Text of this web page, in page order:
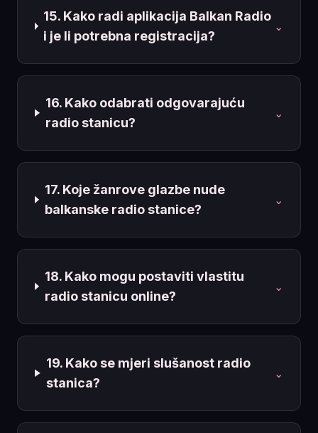
15. Kako radi aplikacija Balkan Radio
i je li potrebna registracija?
⌄
16. Kako odabrati odgovarajuću
radio stanicu?
⌄
17. Koje žanrove glazbe nude
balkanske radio stanice?
⌄
18. Kako mogu postaviti vlastitu
radio stanicu online?
⌄
19. Kako se mjeri slušanost radio
stanica?
⌄